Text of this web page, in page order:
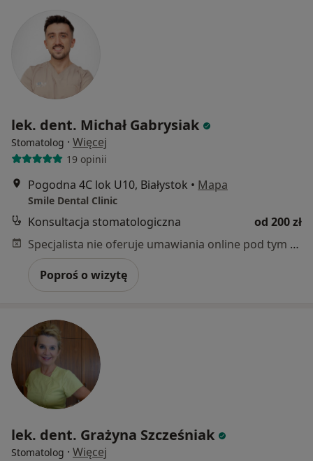
lek. dent. Michał Gabrysiak
Stomatolog · Więcej
19 opinii
Pogodna 4C lok U10, Białystok • Mapa
Smile Dental Clinic
Konsultacja stomatologiczna
od 200 zł
Specjalista nie oferuje umawiania online pod tym adresem.
Poproś o wizytę
lek. dent. Grażyna Szcześniak
Stomatolog · Więcej